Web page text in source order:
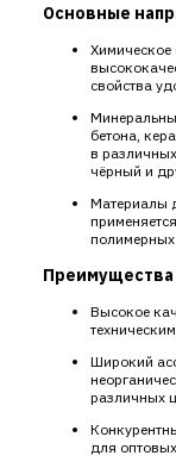
Основные
свойства
бетона,
в
чёрный и
Материалы
полимерных
Преимущества
Высокое
Широкий
различных
для